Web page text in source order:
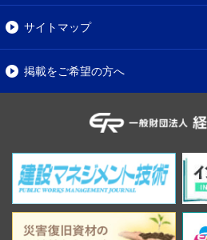
サイトマップ
掲載をご希望の方へ